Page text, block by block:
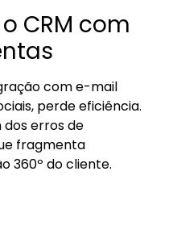
CRM com
com e-mail
perde eficiência.
erros de
fragmenta
360º do cliente.